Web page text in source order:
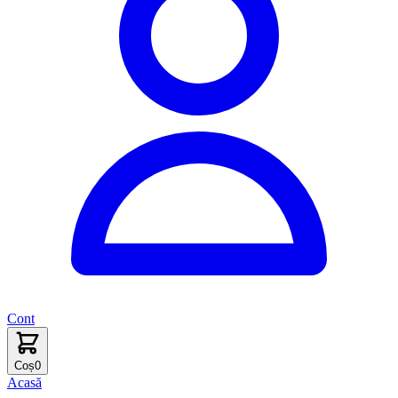
Cont
Coș0
Acasă